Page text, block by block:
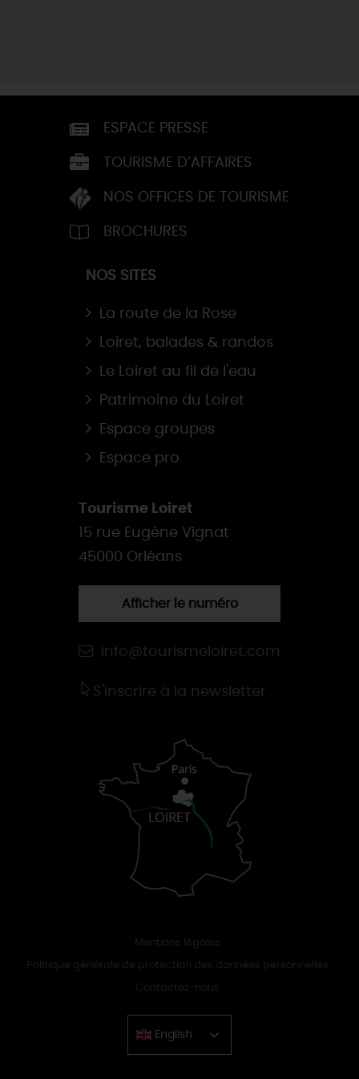
ESPACE PRESSE
TOURISME D’AFFAIRES
NOS OFFICES DE TOURISME
BROCHURES
NOS SITES
La route de la Rose
Loiret, balades & randos
Le Loiret au fil de l'eau
Patrimoine du Loiret
Espace groupes
Espace pro
Tourisme Loiret
15 rue Eugène Vignat
45000 Orléans
Afficher le numéro
info@tourismeloiret.com
S'inscrire à la newsletter
Mentions légales
Politique générale de protection des données personnelles
Contactez-nous
English
Chinese